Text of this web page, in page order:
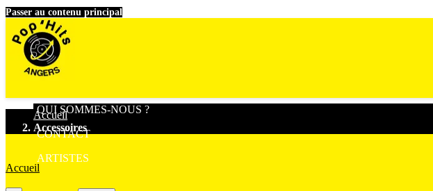
Passer au contenu principal
QUI SOMMES-NOUS ?
CONTACT
ARTISTES
Accueil
Accessoires
Accueil